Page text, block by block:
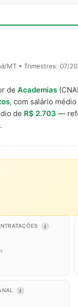
MT • Trimestres: 07/
de Academias
, com salário
de R$ 2.703 —
I
I